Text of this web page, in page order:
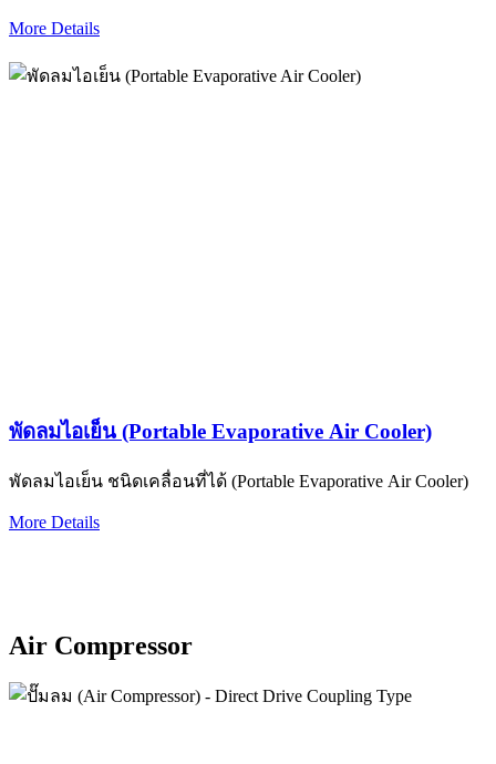
More Details
พัดลมไอเย็น (Portable Evaporative Air Cooler)
พัดลมไอเย็น ชนิดเคลื่อนที่ได้ (Portable Evaporative Air Cooler)
More Details
Air Compressor